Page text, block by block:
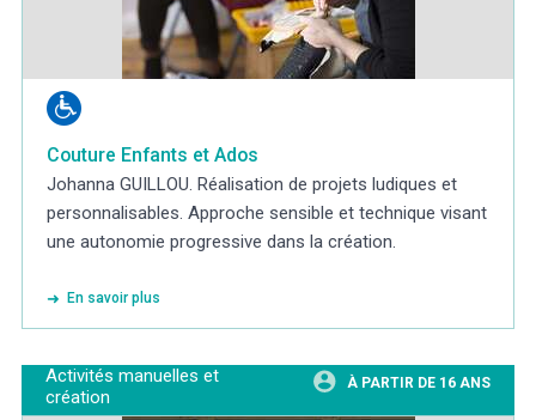
Couture Enfants et Ados
Johanna GUILLOU. Réalisation de projets ludiques et
personnalisables. Approche sensible et technique visant
une autonomie progressive dans la création.
En savoir plus
Activités manuelles et
création
À PARTIR DE 16 ANS